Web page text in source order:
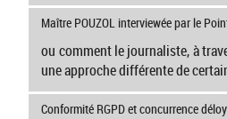
Maître POUZOL interviewée par le
ou comment le journaliste, à
une approche différente de
Conformité RGPD et concurrence